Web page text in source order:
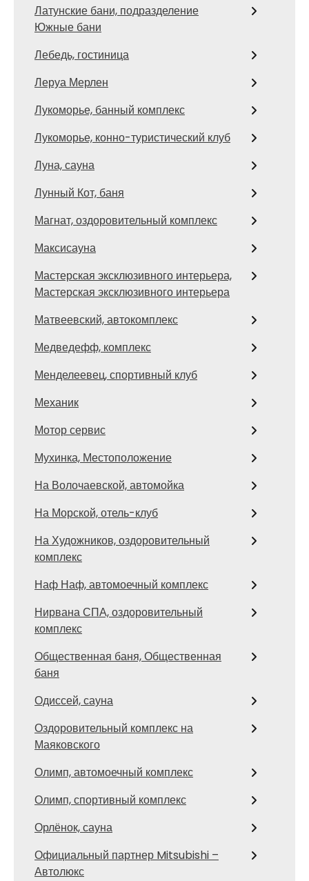
Латунские бани, подразделение
Южные бани
Лебедь, гостиница
Леруа Мерлен
Лукоморье, банный комплекс
Лукоморье, конно-туристический клуб
Луна, сауна
Лунный Кот, баня
Магнат, оздоровительный комплекс
Максисауна
Мастерская эксклюзивного интерьера,
Мастерская эксклюзивного интерьера
Матвеевский, автокомплекс
Медведефф, комплекс
Менделеевец, спортивный клуб
Механик
Мотор сервис
Мухинка, Местоположение
На Волочаевской, автомойка
На Морской, отель-клуб
На Художников, оздоровительный
комплекс
Наф Наф, автомоечный комплекс
Нирвана СПА, оздоровительный
комплекс
Общественная баня, Общественная
баня
Одиссей, сауна
Оздоровительный комплекс на
Маяковского
Олимп, автомоечный комплекс
Олимп, спортивный комплекс
Орлёнок, сауна
Официальный партнер Mitsubishi –
Автолюкс